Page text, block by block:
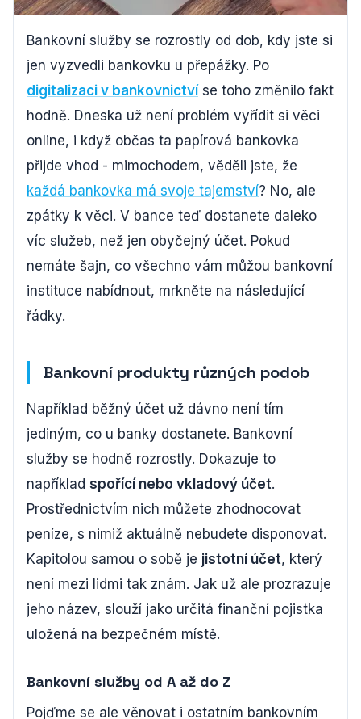
Bankovní služby se rozrostly od dob, kdy jste si
jen vyzvedli bankovku u přepážky. Po
digitalizaci v bankovnictvíse toho změnilo fakt
hodně. Dneska už není problém vyřídit si věci
online, i když občas ta papírová bankovka
přijde vhod - mimochodem, věděli jste, že
každá bankovka má svoje tajemství? No, ale
zpátky k věci. V bance teď dostanete daleko
víc služeb, než jen obyčejný účet. Pokud
nemáte šajn, co všechno vám můžou bankovní
instituce nabídnout, mrkněte na následující
řádky.
Bankovní produkty různých podob
Například běžný účet už dávno není tím
jediným, co u banky dostanete. Bankovní
služby se hodně rozrostly. Dokazuje to
například spořící nebo vkladový účet.
Prostřednictvím nich můžete zhodnocovat
peníze, s nimiž aktuálně nebudete disponovat.
Kapitolou samou o sobě je jistotní účet, který
není mezi lidmi tak znám. Jak už ale prozrazuje
jeho název, slouží jako určitá finanční pojistka
uložená na bezpečném místě.
Bankovní služby od A až do Z
Pojďme se ale věnovat i ostatním bankovním